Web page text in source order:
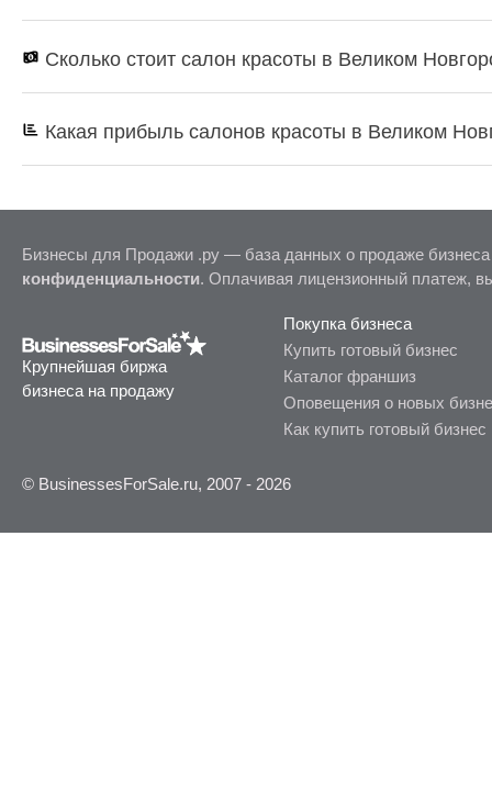
Сколько стоит салон красоты в Великом
Какая прибыль салонов красоты в Великом
Бизнесы для Продажи .ру — база данных о продаже
конфиденциальности. Оплачивая лицензионный платеж,
Крупнейшая биржа
бизнеса на продажу
Покупка бизнеса
Купить готовый бизнес
Каталог франшиз
Оповещения о новых
Как купить готовый бизнес
© BusinessesForSale.ru, 2007 - 2026